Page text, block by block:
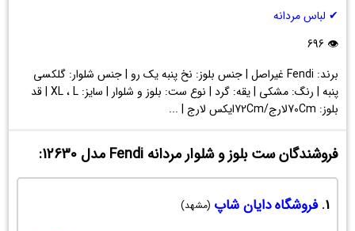
شلوار
مردانه
مدل
12630
✔ لباس مردانه
👁 696
برند: Fendi غیراصل | جنس بلوز: نخ پنبه یک رو | جنس شلوار: گلکسی
پنبه | رنگ: مشکی | یقه: گرد | نوع ست: بلوز و شلوار | سایز: XL ، L | قد
بلوز: 70Cmلارج/72Cmایکس لارج | ...
فروشندگان ست بلوز و شلوار مردانه Fendi مدل 12630:
1. فروشگاه دایان شاپ (مشهد)